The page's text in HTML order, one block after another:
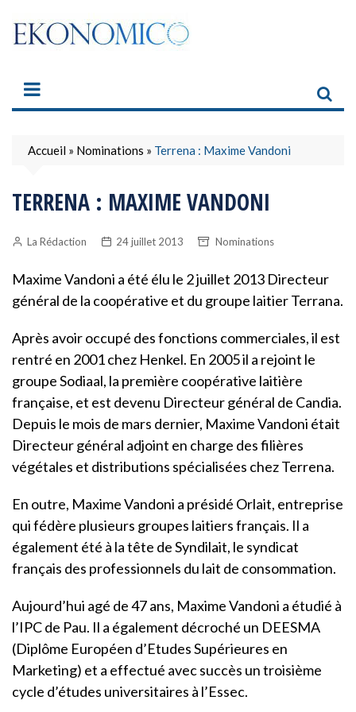
content
Accueil » Nominations » Terrena : Maxime Vandoni
TERRENA : MAXIME VANDONI
La Rédaction 24 juillet 2013 Nominations
Maxime Vandoni a été élu le 2 juillet 2013 Directeur
général de la coopérative et du groupe laitier Terrana.
Après avoir occupé des fonctions commerciales, il est
rentré en 2001 chez Henkel. En 2005 il a rejoint le
groupe Sodiaal, la première coopérative laitière
française, et est devenu Directeur général de Candia.
Depuis le mois de mars dernier, Maxime Vandoni était
Directeur général adjoint en charge des filières
végétales et distributions spécialisées chez Terrena.
En outre, Maxime Vandoni a présidé Orlait, entreprise
qui fédère plusieurs groupes laitiers français. Il a
également été à la tête de Syndilait, le syndicat
français des professionnels du lait de consommation.
Aujourd’hui agé de 47 ans, Maxime Vandoni a étudié à
l’IPC de Pau. Il a également décroché un DEESMA
(Diplôme Européen d’Etudes Supérieures en
Marketing) et a effectué avec succès un troisième
cycle d’études universitaires à l’Essec.